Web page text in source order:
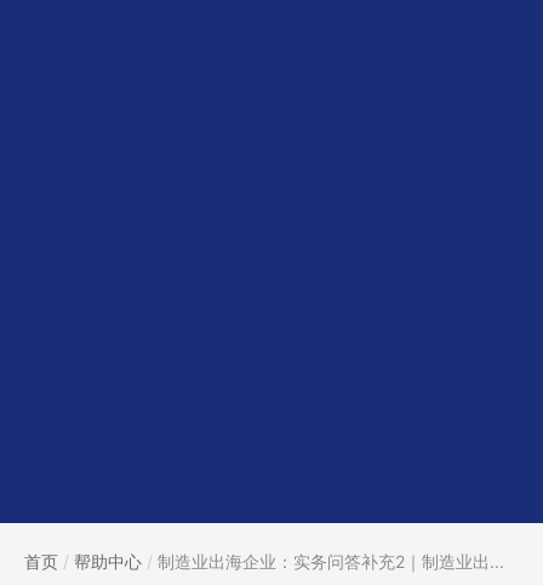
首页 / 帮助中心 / 制造业出海企业：实务问答补充2｜制造业出...